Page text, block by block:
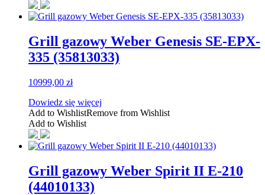
Grill gazowy Weber Genesis SE-EPX-
335 (35813033)
10999,00 zł
Dowiedz się więcej
Add to WishlistRemove from Wishlist
Add to Wishlist
Grill gazowy Weber Spirit II E-210
(44010133)